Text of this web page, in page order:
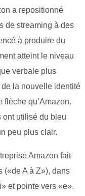
a repositionné
de streaming à des
à produire du
atteint le niveau
verbale plus
la nouvelle identité
qu’Amazon.
ont utilisé du bleu
peu plus clair.
Amazon fait
(«de A à Z»), dans
et pointe vers «e».